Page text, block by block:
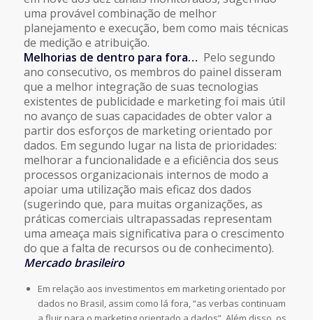
uma provável combinação de melhor
planejamento e execução, bem como mais técnicas
de medição e atribuição.
Melhorias de dentro para fora… Pelo segundo
ano consecutivo, os membros do painel disseram
que a melhor integração de suas tecnologias
existentes de publicidade e marketing foi mais útil
no avanço de suas capacidades de obter valor a
partir dos esforços de marketing orientado por
dados. Em segundo lugar na lista de prioridades:
melhorar a funcionalidade e a eficiência dos seus
processos organizacionais internos de modo a
apoiar uma utilização mais eficaz dos dados
(sugerindo que, para muitas organizações, as
práticas comerciais ultrapassadas representam
uma ameaça mais significativa para o crescimento
do que a falta de recursos ou de conhecimento).
Mercado brasileiro
Em relação aos investimentos em marketing orientado por
dados no Brasil, assim como lá fora, “as verbas continuam